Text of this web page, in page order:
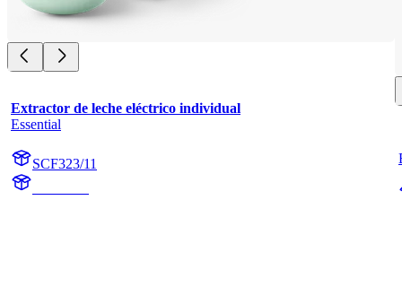
Extractor de leche eléctrico individual
Essential
SCF323/11